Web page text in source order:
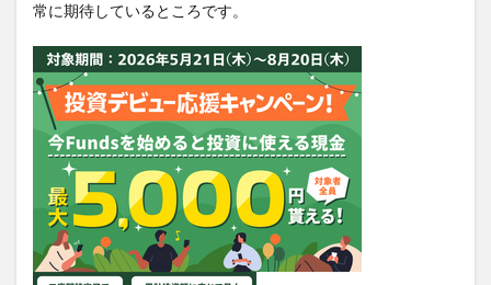
常に期待しているところです。